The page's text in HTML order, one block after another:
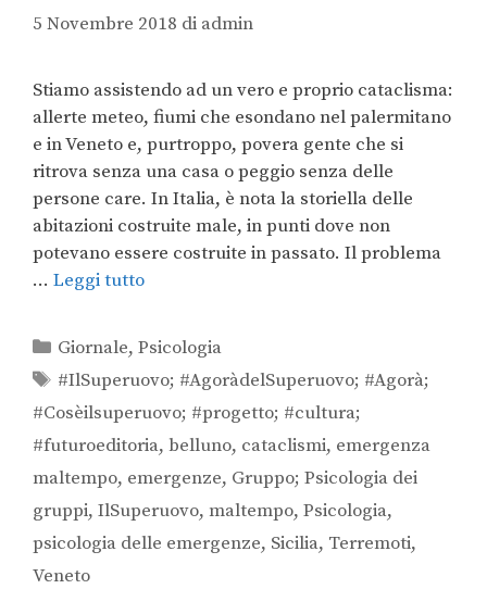
5 Novembre 2018 di admin
Stiamo assistendo ad un vero e proprio cataclisma:
allerte meteo, fiumi che esondano nel palermitano
e in Veneto e, purtroppo, povera gente che si
ritrova senza una casa o peggio senza delle
persone care. In Italia, è nota la storiella delle
abitazioni costruite male, in punti dove non
potevano essere costruite in passato. Il problema
… Leggi tutto
Giornale,Psicologia
#IlSuperuovo; #AgoràdelSuperuovo; #Agorà;
#Cosèilsuperuovo; #progetto; #cultura;
#futuroeditoria, belluno, cataclismi, emergenza
maltempo, emergenze, Gruppo; Psicologia dei
gruppi, IlSuperuovo, maltempo, Psicologia,
psicologia delle emergenze, Sicilia, Terremoti,
Veneto